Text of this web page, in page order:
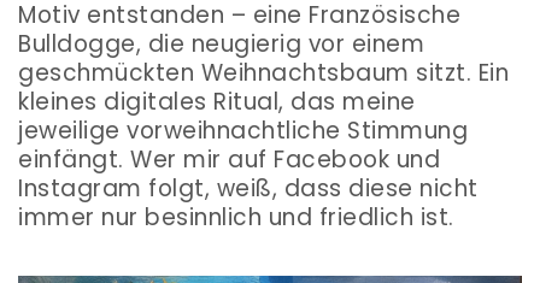
Motiv entstanden – eine Französische
Bulldogge, die neugierig vor einem
geschmückten Weihnachtsbaum sitzt. Ein
kleines digitales Ritual, das meine
jeweilige vorweihnachtliche Stimmung
einfängt. Wer mir auf Facebook und
Instagram folgt, weiß, dass diese nicht
immer nur besinnlich und friedlich ist.